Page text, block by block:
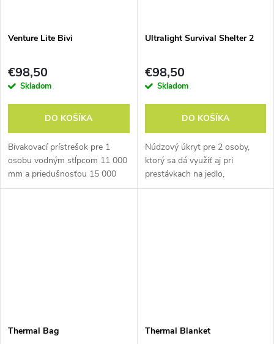
Venture Lite Bivi
€98,50
Skladom
DO KOŠÍKA
Bivakovací prístrešok pre 1
osobu vodným stĺpcom 11 000
mm a priedušnosťou 15 000
g/m2/24hr.
Ultralight Survival Shelter 2
€98,50
Skladom
DO KOŠÍKA
Núdzový úkryt pre 2 osoby,
ktorý sa dá využiť aj pri
prestávkach na jedlo,
plánovanie trasy a podobných
Thermal Bag Thermal Blanket